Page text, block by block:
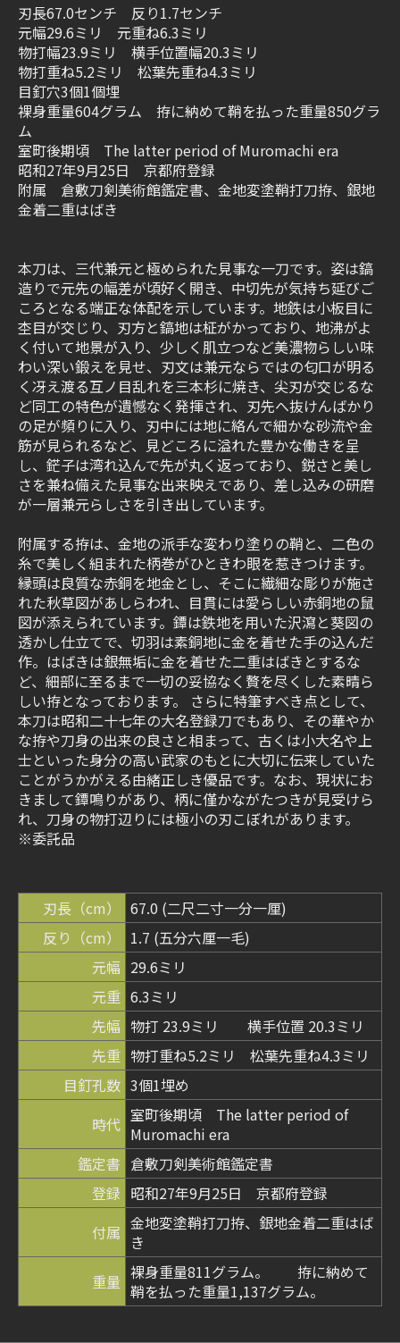
刃長67.0センチ 反り1.7センチ
元幅29.6ミリ 元重ね6.3ミリ
物打幅23.9ミリ 横手位置幅20.3ミリ
物打重ね5.2ミリ 松葉先重ね4.3ミリ
目釘穴3個1個埋
裸身重量604グラム 拵に納めて鞘を払った重量850グラ
ム
室町後期頃 The latter period of Muromachi era
昭和27年9月25日 京都府登録
附属 倉敷刀剣美術館鑑定書、金地変塗鞘打刀拵、銀地
金着二重はばき
本刀は、三代兼元と極められた見事な一刀です。姿は鎬
造りで元先の幅差が頃好く開き、中切先が気持ち延びご
ころとなる端正な体配を示しています。地鉄は小板目に
杢目が交じり、刃方と鎬地は柾がかっており、地沸がよ
く付いて地景が入り、少しく肌立つなど美濃物らしい味
わい深い鍛えを見せ、刃文は兼元ならではの匂口が明る
く冴え渡る互ノ目乱れを三本杉に焼き、尖刃が交じるな
ど同工の特色が遺憾なく発揮され、刃先へ抜けんばかり
の足が頻りに入り、刃中には地に絡んで細かな砂流や金
筋が見られるなど、見どころに溢れた豊かな働きを呈
し、鋩子は湾れ込んで先が丸く返っており、鋭さと美し
さを兼ね備えた見事な出来映えであり、差し込みの研磨
が一層兼元らしさを引き出しています。
附属する拵は、金地の派手な変わり塗りの鞘と、二色の
糸で美しく組まれた柄巻がひときわ眼を惹きつけます。
縁頭は良質な赤銅を地金とし、そこに繊細な彫りが施さ
れた秋草図があしらわれ、目貫には愛らしい赤銅地の鼠
図が添えられています。鐔は鉄地を用いた沢瀉と葵図の
透かし仕立てで、切羽は素銅地に金を着せた手の込んだ
作。はばきは銀無垢に金を着せた二重はばきとするな
ど、細部に至るまで一切の妥協なく贅を尽くした素晴ら
しい拵となっております。 さらに特筆すべき点として、
本刀は昭和二十七年の大名登録刀でもあり、その華やか
な拵や刀身の出来の良さと相まって、古くは小大名や上
士といった身分の高い武家のもとに大切に伝来していた
ことがうかがえる由緒正しき優品です。なお、現状にお
きまして鐔鳴りがあり、柄に僅かながたつきが見受けら
れ、刀身の物打辺りには極小の刃こぼれがあります。
※委託品
刃長（cm）
67.0 (二尺二寸一分一厘)
反り（cm）
1.7 (五分六厘一毛)
元幅 29.6ミリ
元重 6.3ミリ
先幅 物打 23.9ミリ 横手位置 20.3ミリ
先重 物打重ね5.2ミリ 松葉先重ね4.3ミリ
目釘孔数 3個1埋め
時代 室町後期頃 The latter period of
Muromachi era
鑑定書 倉敷刀剣美術館鑑定書
登録 昭和27年9月25日 京都府登録
付属 金地変塗鞘打刀拵、銀地金着二重はば
き
重量 裸身重量811グラム。 拵に納めて
鞘を払った重量1,137グラム。